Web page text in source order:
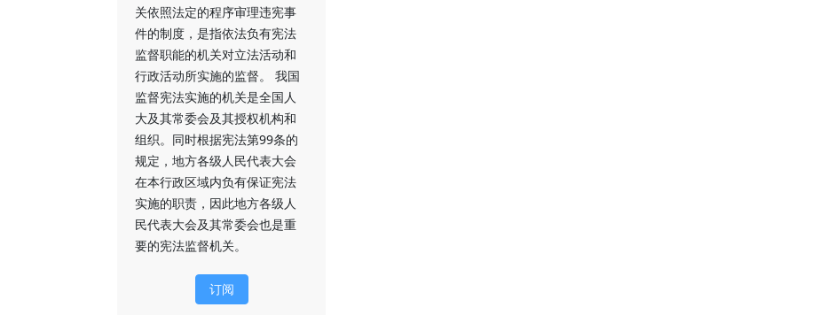
关依照法定的程序审理违宪事
件的制度，是指依法负有宪法
监督职能的机关对立法活动和
行政活动所实施的监督。 我国
监督宪法实施的机关是全国人
大及其常委会及其授权机构和
组织。同时根据宪法第99条的
规定，地方各级人民代表大会
在本行政区域内负有保证宪法
实施的职责，因此地方各级人
民代表大会及其常委会也是重
要的宪法监督机关。
订阅